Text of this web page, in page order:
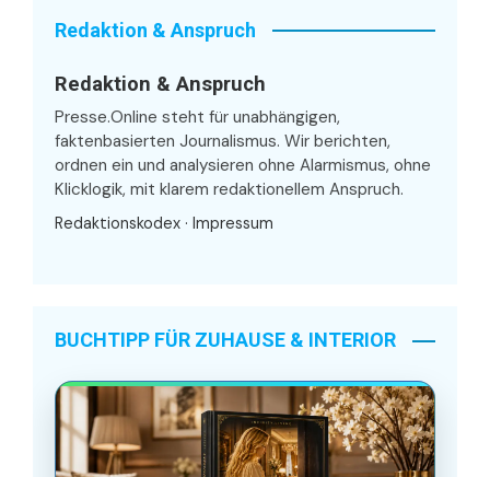
Redaktion & Anspruch
Redaktion & Anspruch
Presse.Online steht für unabhängigen,
faktenbasierten Journalismus. Wir berichten,
ordnen ein und analysieren ohne Alarmismus, ohne
Klicklogik, mit klarem redaktionellem Anspruch.
Redaktionskodex · Impressum
BUCHTIPP FÜR ZUHAUSE & INTERIOR